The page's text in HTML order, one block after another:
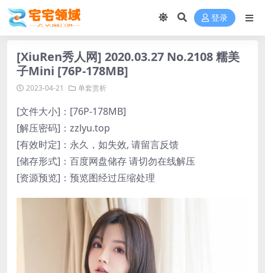
登录
[XiuRen秀人网] 2020.03.27 No.2108 糯美
子Mini [76P-178MB]
2023-04-21 单套赏析
[文件大小]：[76P-178MB]
[解压密码]：zzlyu.top
[有效时定]：永久，如失效, 请留言反馈
[储存形式]：百度网盘储存 请切勿在线解压
[资源预览]：预览图经过压缩处理